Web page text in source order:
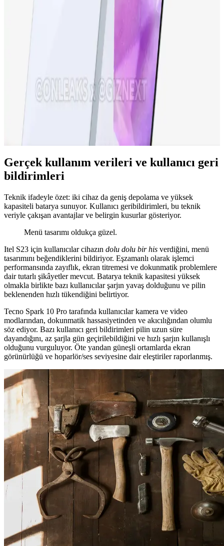
iPhone 15 Pro ve Yeni Nesil Teknolojiler: Tasarım,
Performans ve Yenilikler
iPhone 15 Pro, gelişmiş ekran, güçlü işlemci ve yenilikçi kamera
özellikleriyle öne çıkıyor. Tasarım ve performans açısından yeni
standartlar belirleyen bu model, teknolojideki son trendleri
Samsung Galaxy A36 Özellikleri ve Kullanıcı
Deneyimleri Analizi
Samsung Galaxy A36, güçlü ekran, iyi kamera ve uzun pil ömrüyle
dikkat çeken uygun fiyatlı akıllı telefon. Güncel özellikleri ve
kullanıcı deneyimleri detaylarıyla inceleniyor.
Gerçek kullanım verileri ve kullanıcı geri
bildirimleri
Teknik ifadeyle özet: iki cihaz da geniş depolama ve yüksek
kapasiteli batarya sunuyor. Kullanıcı geribildirimleri, bu teknik
veriyle çakışan avantajlar ve belirgin kusurlar gösteriyor.
Menü tasarımı oldukça güzel.
Itel S23 için kullanıcılar cihazın dolu dolu bir his verdiğini, menü
tasarımını beğendiklerini bildiriyor. Eşzamanlı olarak işlemci
performansında zayıflık, ekran titremesi ve dokunmatik problemlere
dair tutarlı şikâyetler mevcut. Batarya teknik kapasitesi yüksek
olmakla birlikte bazı kullanıcılar şarjın yavaş dolduğunu ve pilin
beklenenden hızlı tükendiğini belirtiyor.
Tecno Spark 10 Pro tarafında kullanıcılar kamera ve video
modlarından, dokunmatik hassasiyetinden ve akıcılığından olumlu
söz ediyor. Bazı kullanıcı geri bildirimleri pilin uzun süre
dayandığını, az şarjla gün geçirilebildiğini ve hızlı şarjın kullanışlı
olduğunu vurguluyor. Öte yandan güneşli ortamlarda ekran
görünürlüğü ve hoparlör/ses seviyesine dair eleştiriler raporlanmış.